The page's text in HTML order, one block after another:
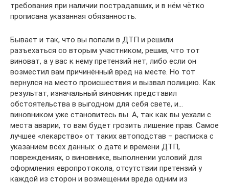
требования при наличии пострадавших, и в нём чётко
прописана указанная обязанность.
Бывает и так, что вы попали в ДТП и решили
разъехаться со вторым участником, решив, что тот
виноват, а у вас к нему претензий нет, либо если он
возместил вам причинённый вред на месте. Но тот
вернулся на место происшествия и вызвал полицию. Как
результат, изначальный виновник представил
обстоятельства в выгодном для себя свете, и…
виновником уже становитесь вы. А, так как вы уехали с
места аварии, то вам будет грозить лишение прав. Самое
лучшее «лекарство» от таких автоподстав – расписка с
указанием всех данных: о дате и времени ДТП,
повреждениях, о виновнике, выполнении условий для
оформления европротокола, отсутствии претензий у
каждой из сторон и возмещении вреда одним из